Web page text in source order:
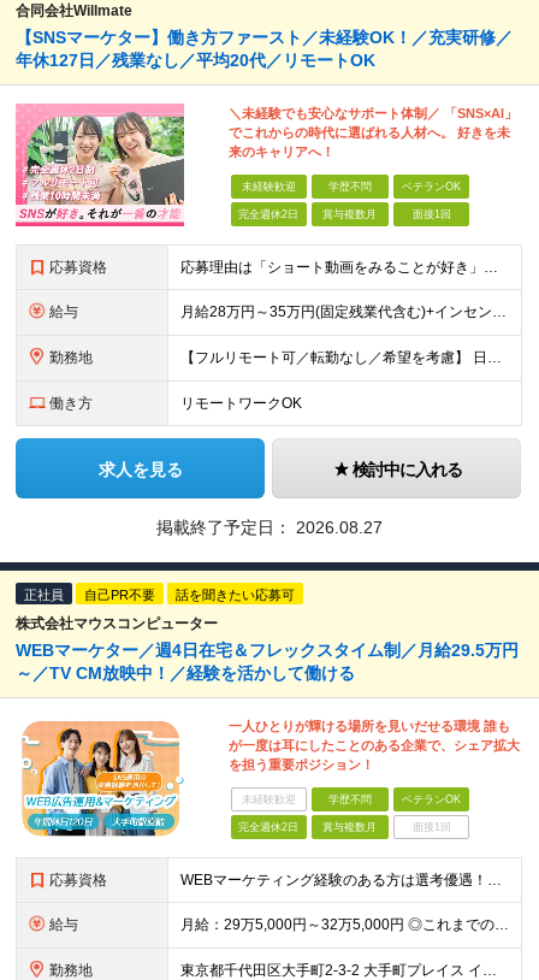
合同会社Willmate
【SNSマーケター】働き方ファースト／未経験OK！／充実研修／
年休127日／残業なし／平均20代／リモートOK
＼未経験でも安心なサポート体制／ 「SNS×AI」
でこれからの時代に選ばれる人材へ。 好きを未
来のキャリアへ！
未経験歓迎 学歴不問 ベテランOK
完全週休2日 賞与複数月 面接1回
応募資格 応募理由は「ショート動画をみることが好き」でOK！ #学歴不問 #未経験OK ★1つでも当てはまれば、マッチング率高め★ □ SNSや動画制作に興味がある方 □ アイデアを考えることが好きな方 □
給与 月給28万円～35万円(固定残業代含む)+インセンティブ＋各種手当 ※経験・能力等を考慮の上、決定します。 ※残業はほとんどありませんが、発生した場合は時間外手当を100％支給します。 【固定残業
勤務地 【フルリモート可／転勤なし／希望を考慮】 日本47都道府県、どこでも就業可能！ （東京・神奈川・埼玉・千葉・北海道・宮城・愛知・大阪・福岡・新潟など 各拠点近郊のプロジェクト先） 【Point】
働き方 リモートワークOK
求人を見る 検討中に入れる
掲載終了予定日： 2026.08.27
正社員 自己PR不要 話を聞きたい応募可
株式会社マウスコンピューター
WEBマーケター／週4日在宅＆フレックスタイム制／月給29.5万円
～／TV CM放映中！／経験を活かして働ける
一人ひとりが輝ける場所を見いだせる環境 誰も
が一度は耳にしたことのある企業で、シェア拡大
を担う重要ポジション！
未経験歓迎 学歴不問 ベテランOK
完全週休2日 賞与複数月 面接1回
応募資格 WEBマーケティング経験のある方は選考優遇！人物重視の採用です◎ 【必須条件】 ◎WEB広告の企画～運用までのご経験（年数不問） ◎Google Analytics 4（GA4）を使用したご経験のあ
給与 月給：29万5,000円～32万5,000円 ◎これまでの経験と能力を考慮の上、決定します！ ☆明確な評価制度とキャリア形成 当社では個人の頑張りを反映する明確な評価制度を設けています。将来にわた
勤務地 東京都千代田区大手町2-3-2 大手町プレイス イーストタワー6階